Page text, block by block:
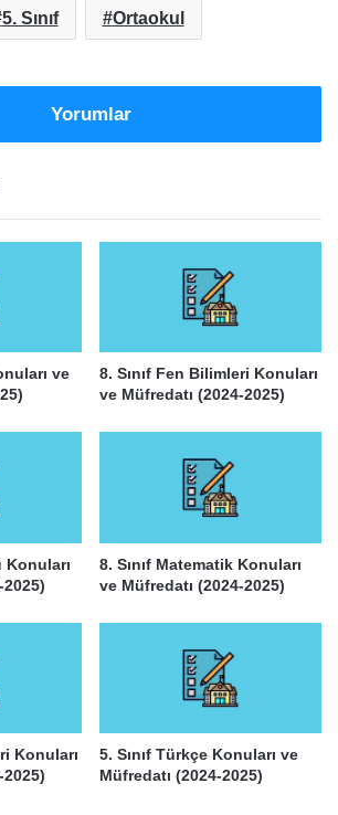
5. Sınıf Ortaokul
Yorumlar
ve
8. Sınıf Fen Bilimleri Konuları
ve Müfredatı (2024-2025)
Konuları
8. Sınıf Matematik Konuları
ve Müfredatı (2024-2025)
Konuları
5. Sınıf Türkçe Konuları ve
Müfredatı (2024-2025)